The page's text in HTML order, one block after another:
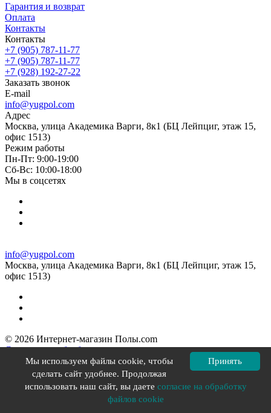
Гарантия и возврат
Оплата
Контакты
Контакты
+7 (905) 787-11-77
+7 (905) 787-11-77
+7 (928) 192-27-22
Заказать звонок
E-mail
info@yugpol.com
Адрес
Москва, улица Академика Варги, 8к1 (БЦ Лейпциг, этаж 15,
офис 1513)
Режим работы
Пн-Пт: 9:00-19:00
Cб-Вс: 10:00-18:00
Мы в соцсетях
info@yugpol.com
Москва, улица Академика Варги, 8к1 (БЦ Лейпциг, этаж 15,
офис 1513)
© 2026 Интернет-магазин Полы.com
Согласие на обработку персональных данных
Политика конфиденциальности
Политика в отношении файлов cookie
Разработка сайта YOU-X
Принять
Мы используем файлы cookie, чтобы
сделать сайт удобнее. Продолжая
использовать наш сайт, вы даете согласие на обработку
файлов cookie